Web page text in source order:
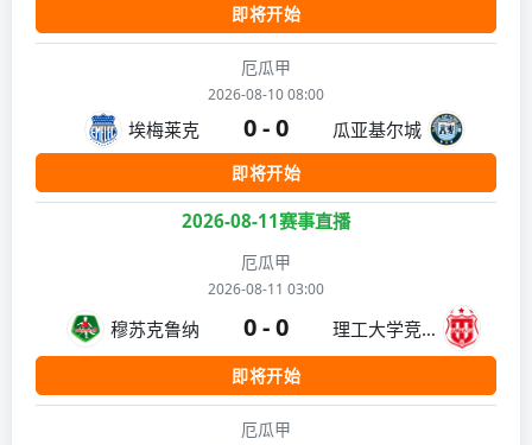
即将开始
厄瓜甲
2026-08-10 08:00
埃梅莱克 0 - 0 瓜亚基尔城
即将开始
2026-08-11赛事直播
厄瓜甲
2026-08-11 03:00
穆苏克鲁纳 0 - 0 理工大学竞技
即将开始
厄瓜甲